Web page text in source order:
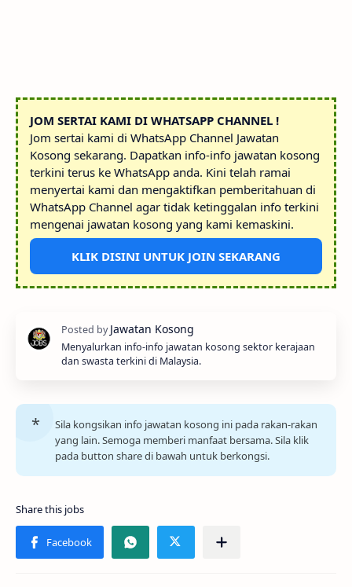
JOM SERTAI KAMI DI WHATSAPP CHANNEL !
Jom sertai kami di WhatsApp Channel Jawatan
Kosong sekarang. Dapatkan info-info jawatan kosong
terkini terus ke WhatsApp anda. Kini telah ramai
menyertai kami dan mengaktifkan pemberitahuan di
WhatsApp Channel agar tidak ketinggalan info terkini
mengenai jawatan kosong yang kami kemaskini.
KLIK DISINI UNTUK JOIN SEKARANG
Menyalurkan info-info jawatan kosong sektor kerajaan
dan swasta terkini di Malaysia.
Sila kongsikan info jawatan kosong ini pada rakan-rakan
yang lain. Semoga memberi manfaat bersama. Sila klik
pada button share di bawah untuk berkongsi.